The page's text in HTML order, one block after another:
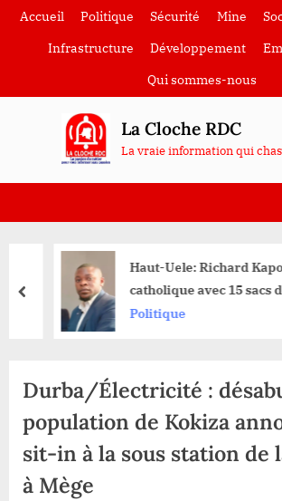
SkipAccueil Politique Sécurité Mine
Infrastructure
Développement
Qui sommes-nous
La Cloche RDC
La vraie information qui
Haut-Uele: Richard
catholique avec 15 sacs de
construction de la chapelle
Mosali » de Durba
Politique
prev
Durba/Électricité :
population de Kokiza
sit-in à la sous station de
à Mège